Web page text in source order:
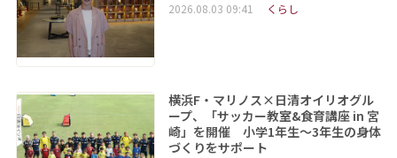
2026.08.03 09:41 くらし
横浜F・マリノス×日清オイリオグル
ープ、「サッカー教室&食育講座 in 宮
崎」を開催 小学1年生～3年生の身体
づくりをサポート